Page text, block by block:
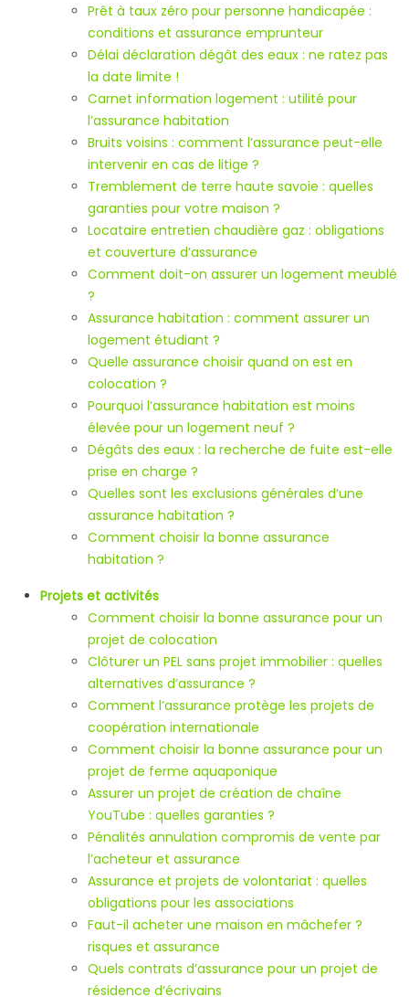
Prêt à taux zéro pour personne handicapée :
conditions et assurance emprunteur
Délai déclaration dégât des eaux : ne ratez pas
la date limite !
Carnet information logement : utilité pour
l’assurance habitation
Bruits voisins : comment l’assurance peut-elle
intervenir en cas de litige ?
Tremblement de terre haute savoie : quelles
garanties pour votre maison ?
Locataire entretien chaudière gaz : obligations
et couverture d’assurance
Comment doit-on assurer un logement meublé
?
Assurance habitation : comment assurer un
logement étudiant ?
Quelle assurance choisir quand on est en
colocation ?
Pourquoi l’assurance habitation est moins
élevée pour un logement neuf ?
Dégâts des eaux : la recherche de fuite est-elle
prise en charge ?
Quelles sont les exclusions générales d’une
assurance habitation ?
Comment choisir la bonne assurance
habitation ?
Projets et activités
Comment choisir la bonne assurance pour un
projet de colocation
Clôturer un PEL sans projet immobilier : quelles
alternatives d’assurance ?
Comment l’assurance protège les projets de
coopération internationale
Comment choisir la bonne assurance pour un
projet de ferme aquaponique
Assurer un projet de création de chaîne
YouTube : quelles garanties ?
Pénalités annulation compromis de vente par
l’acheteur et assurance
Assurance et projets de volontariat : quelles
obligations pour les associations
Faut-il acheter une maison en mâchefer ?
risques et assurance
Quels contrats d’assurance pour un projet de
résidence d’écrivains